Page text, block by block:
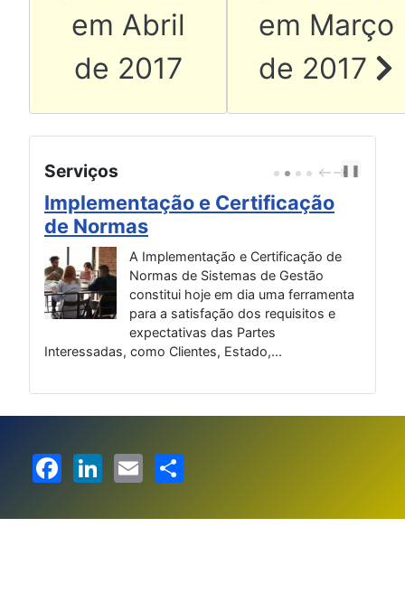
em Abril
de 2017
em Março
de 2017
Serviços
P
V
N❚❚
Implementação e Certificação
de Normas
A Implementação e Certificação de
Normas de Sistemas de Gestão
constitui hoje em dia uma ferramenta
para a satisfação dos requisitos e
expectativas das Partes
Interessadas, como Clientes, Estado,...
Facebook
LinkedIn
Email